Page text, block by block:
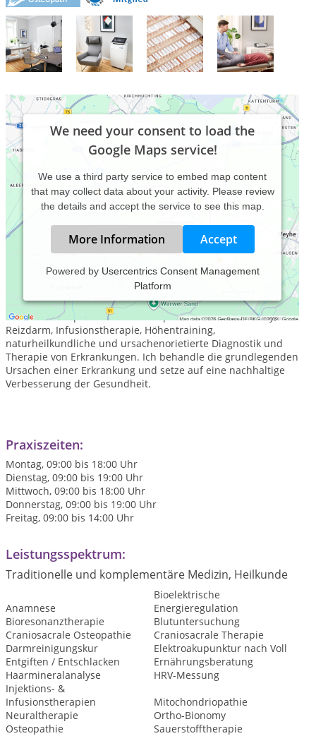
We need your consent to load the
Google Maps service!
We use a third party service to embed map content
that may collect data about your activity. Please review
the details and accept the service to see this map.
More Information Accept
Powered by Usercentrics Consent Management
Platform
Mein Name ist Thomas Venus, ich bin Heilpraktiker in
Hamburg mit eigener Praxis, direkt an der Innenalster. Meine
Arbeitsschwerpunkte sind: Osteopathie / Ortho-Bionomy,
Reizdarm, Infusionstherapie, Höhentraining,
naturheilkundliche und ursachenorietierte Diagnostik und
Therapie von Erkrankungen. Ich behandle die grundlegenden
Ursachen einer Erkrankung und setze auf eine nachhaltige
Verbesserung der Gesundheit.
Praxiszeiten:
Montag, 09:00 bis 18:00 Uhr
Dienstag, 09:00 bis 19:00 Uhr
Mittwoch, 09:00 bis 18:00 Uhr
Donnerstag, 09:00 bis 19:00 Uhr
Freitag, 09:00 bis 14:00 Uhr
Leistungsspektrum:
Traditionelle und komplementäre Medizin, Heilkunde
Anamnese
Bioelektrische
Energieregulation
Bioresonanztherapie
Blutuntersuchung
Craniosacrale Osteopathie
Craniosacrale Therapie
Darmreinigungskur
Elektroakupunktur nach Voll
Entgiften / Entschlacken
Ernährungsberatung
Haarmineralanalyse
HRV-Messung
Injektions- &
Infusionstherapien
Mitochondriopathie
Neuraltherapie
Ortho-Bionomy
Osteopathie
Sauerstofftherapie